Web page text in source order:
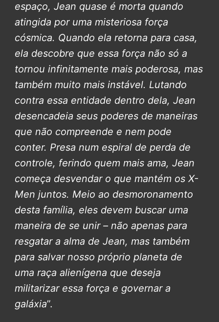
espaço, Jean quase é morta quando
atingida por uma misteriosa força
cósmica. Quando ela retorna para casa,
ela descobre que essa força não só a
tornou infinitamente mais poderosa, mas
também muito mais instável. Lutando
contra essa entidade dentro dela, Jean
desencadeia seus poderes de maneiras
que não compreende e nem pode
conter. Presa num espiral de perda de
controle, ferindo quem mais ama, Jean
começa desvendar o que mantém os X-
Men juntos. Meio ao desmoronamento
desta família, eles devem buscar uma
maneira de se unir – não apenas para
resgatar a alma de Jean, mas também
para salvar nosso próprio planeta de
uma raça alienígena que deseja
militarizar essa força e governar a
galáxia”.